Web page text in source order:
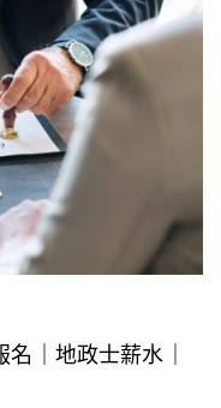
｜地政士薪水｜